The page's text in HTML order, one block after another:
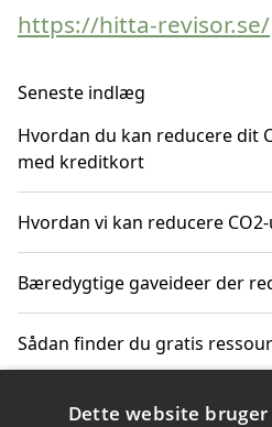
https://hitta-revisor.se/
Seneste indlæg
Hvordan du kan reducere dit
med kreditkort
Hvordan vi kan reducere
Bæredygtige gaveideer der
Sådan finder du gratis
Hvordan gadgets til hjemmet
Dette website